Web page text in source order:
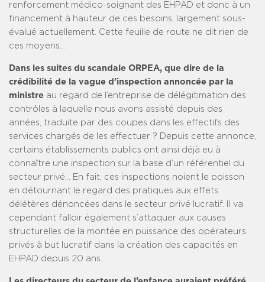
renforcement médico-soignant des EHPAD et donc à un
financement à hauteur de ces besoins, largement sous-
évalué actuellement. Cette feuille de route ne dit rien de
ces moyens…
Dans les suites du scandale ORPEA, que dire de la
crédibilité de la vague d’inspection annoncée par la
ministre au regard de l’entreprise de délégitimation des
contrôles à laquelle nous avons assisté depuis des
années, traduite par des coupes dans les effectifs des
services chargés de les effectuer ? Depuis cette annonce,
certains établissements publics ont ainsi déjà eu à
connaître une inspection sur la base d’un référentiel du
secteur privé… En fait, ces inspections noient le poisson
en détournant le regard des pratiques aux effets
délétères dénoncées dans le secteur privé lucratif. Il va
cependant falloir également s’attaquer aux causes
structurelles de la montée en puissance des opérateurs
privés à but lucratif dans la création des capacités en
EHPAD depuis 20 ans.